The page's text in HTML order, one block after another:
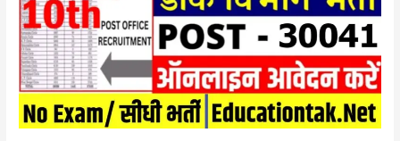
2023
:
पोस्ट
ऑफिस
में
10वीं